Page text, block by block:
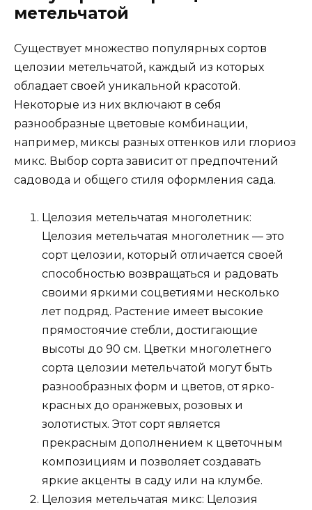
метельчатой
Существует множество популярных сортов
целозии метельчатой, каждый из которых
обладает своей уникальной красотой.
Некоторые из них включают в себя
разнообразные цветовые комбинации,
например, миксы разных оттенков или глориоз
микс. Выбор сорта зависит от предпочтений
садовода и общего стиля оформления сада.
Целозия метельчатая многолетник:
Целозия метельчатая многолетник — это
сорт целозии, который отличается своей
способностью возвращаться и радовать
своими яркими соцветиями несколько
лет подряд. Растение имеет высокие
прямостоячие стебли, достигающие
высоты до 90 см. Цветки многолетнего
сорта целозии метельчатой могут быть
разнообразных форм и цветов, от ярко-
красных до оранжевых, розовых и
золотистых. Этот сорт является
прекрасным дополнением к цветочным
композициям и позволяет создавать
яркие акценты в саду или на клумбе.
Целозия метельчатая микс: Целозия